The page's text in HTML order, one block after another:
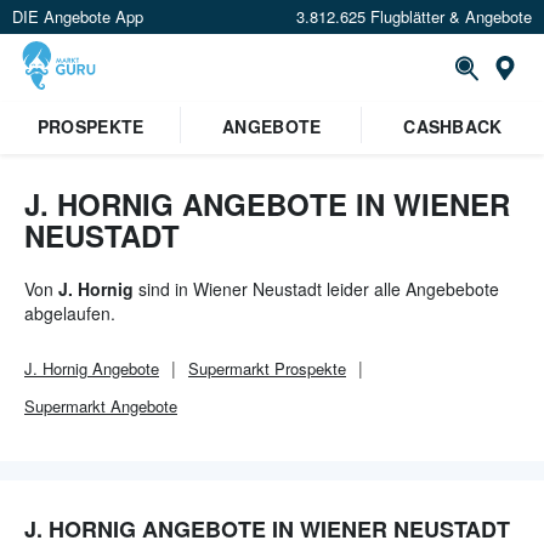
DIE Angebote App 3.812.625 Flugblätter & Angebote
PROSPEKTE ANGEBOTE CASHBACK
J. HORNIG ANGEBOTE IN WIENER
NEUSTADT
Von J. Hornig sind in Wiener Neustadt leider alle Angebebote
abgelaufen.
J. Hornig Angebote Supermarkt Prospekte
Supermarkt Angebote
J. HORNIG ANGEBOTE IN WIENER NEUSTADT